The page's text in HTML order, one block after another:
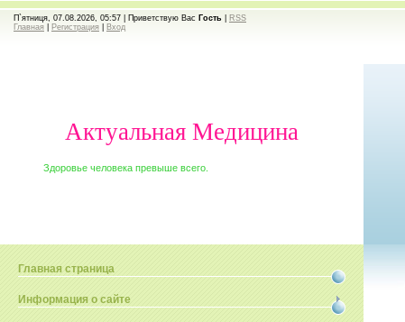
П`ятниця, 07.08.2026, 05:57 | Приветствую Вас Гость
RSS
Главная
Регистрация Вход
Актуальная Медицина
Здоровье человека превыше всего.
Главная страница
Информация о сайте